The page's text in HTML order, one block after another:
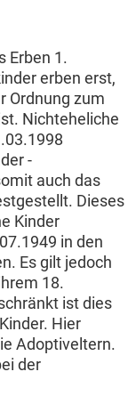
Erben 1.
erben erst,
Ordnung zum
Nichteheliche
-
auch das
Dieses
Kinder
in den
Es gilt jedoch
18.
ist dies
Hier
Adoptiveltern.
der